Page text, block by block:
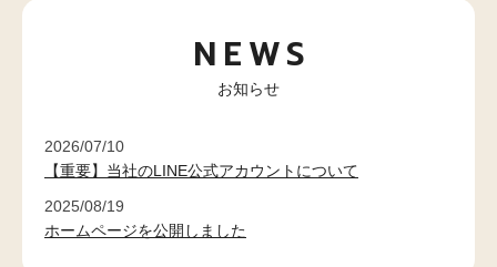
NEWS
お知らせ
2026/07/10
【重要】当社のLINE公式アカウントについて
2025/08/19
ホームページを公開しました